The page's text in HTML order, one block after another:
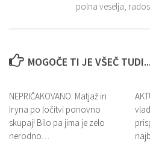
polna veselja,
MOGOČE TI JE VŠEČ TUDI...
NEPRIČAKOVANO: Matjaž in
Iryna po ločitvi ponovno
skupaj! Bilo pa jima je zelo
nerodno…